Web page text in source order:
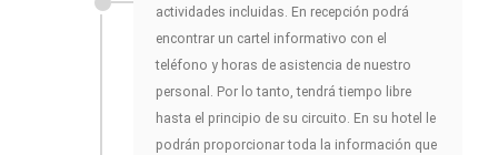
actividades incluidas. En recepción podrá
encontrar un cartel informativo con el
teléfono y horas de asistencia de nuestro
personal. Por lo tanto, tendrá tiempo libre
hasta el principio de su circuito. En su hotel le
podrán proporcionar toda la información que